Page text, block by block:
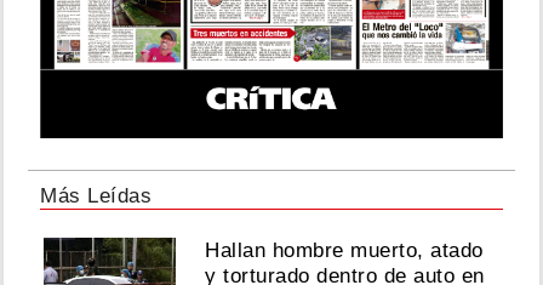
Más Leídas
Hallan hombre muerto, atado
y torturado dentro de auto en